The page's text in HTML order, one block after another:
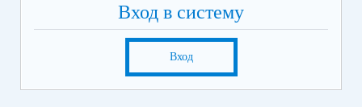
Вход в систему
Вход